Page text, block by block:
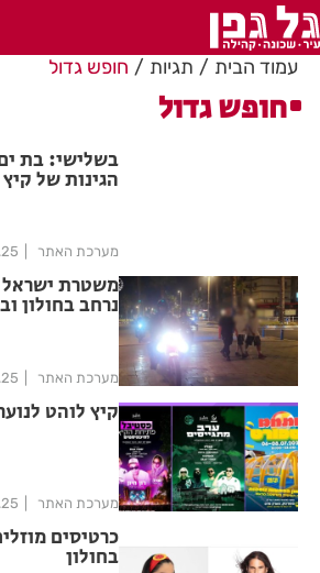
עמוד הבית תגיות חופש גדול
חופש גדול
בשלישי: בת
הגינות של קיץ 2025
מערכת האתר
משטרת
נרחב בחולון
מערכת האתר
קיץ לוהט
מערכת האתר
כרטיסים
בחולון